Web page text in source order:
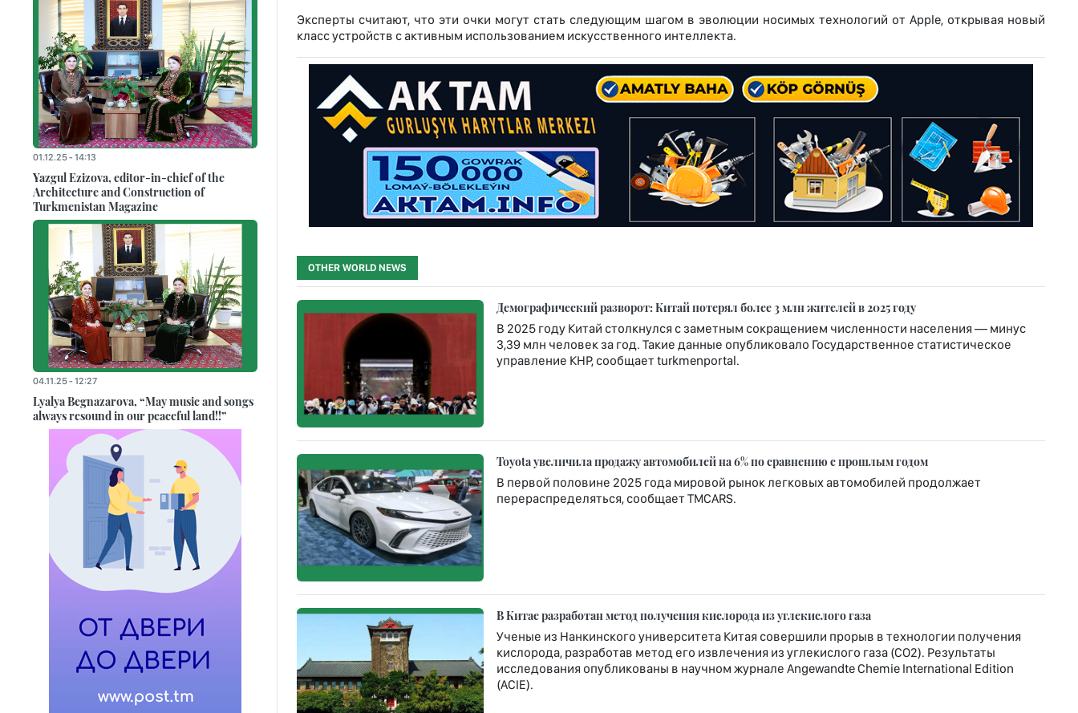
Эксперты считают, что эти очки могут стать следующим шагом в эволюции носимых технологий от Apple, открывая новый
класс устройств с активным использованием искусственного интеллекта.
OTHER WORLD NEWS
Демографический разворот: Китай потерял более 3 млн жителей в 2025 году
В 2025 году Китай столкнулся с заметным сокращением численности населения — минус
3,39 млн человек за год. Такие данные опубликовало Государственное статистическое
управление КНР, сообщает turkmenportal.
Toyota увеличила продажу автомобилей на 6% по сравнению с прошлым годом
В первой половине 2025 года мировой рынок легковых автомобилей продолжает
перераспределяться, сообщает TMCARS.
В Китае разработан метод получения кислорода из углекислого газа
Ученые из Нанкинского университета Китая совершили прорыв в технологии получения
кислорода, разработав метод его извлечения из углекислого газа (CO2). Результаты
исследования опубликованы в научном журнале Angewandte Chemie International Edition
(ACIE).
01.12.25 - 14:13
Yazgul Ezizova, editor-in-chief of the
Architecture and Construction of
Turkmenistan Magazine
04.11.25 - 12:27
Lyalya Begnazarova, “May music and songs
always resound in our peaceful land!!”